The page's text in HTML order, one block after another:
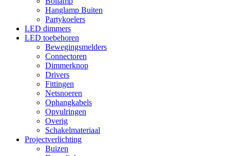
Hanglamp Buiten
Partykoelers
LED dimmers
LED toebehoren
Bewegingsmelders
Connectoren
Dimmerknop
Drivers
Fittingen
Netsnoeren
Ophangkabels
Opvulringen
Overig
Schakelmateriaal
Projectverlichting
Buizen